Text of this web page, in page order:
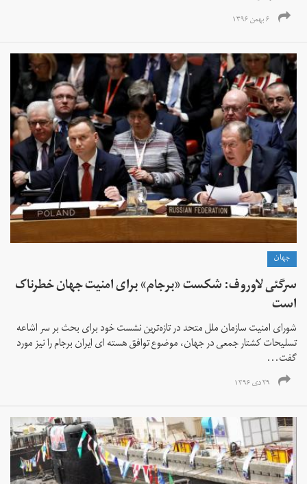
۶ بهمن ۱۳۹۶
جهان
سرگئی لاوروف: شکست «برجام» برای امنیت جهان خطرناک
است
شورای امنیت سازمان ملل متحد در تازه‌ترین نشست خود برای بحث بر سر اشاعه
تسلیحات کشتار جمعی در جهان، موضوع توافق هسته ای ایران برجام را نیز مورد
گفت‌...
۲۹ دی ۱۳۹۶